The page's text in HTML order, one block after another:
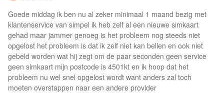
Goede middag ik ben nu al zeker minimaal 1 maand bezig met
klantenservice van simpel ik heb zelf al een nieuwe simkaart
gehad maar jammer genoeg is het probleem nog steeds niet
opgelost het probleem is dat ik zelf niet kan bellen en ook niet
gebeld worden wat hij zegt om de paar seconden geen service
geen simkaart mijn postcode is 4501kt en ik hoop dat het
probleem nu wel snel opgelost wordt want anders zal toch
moeten overstappen naar een andere provider